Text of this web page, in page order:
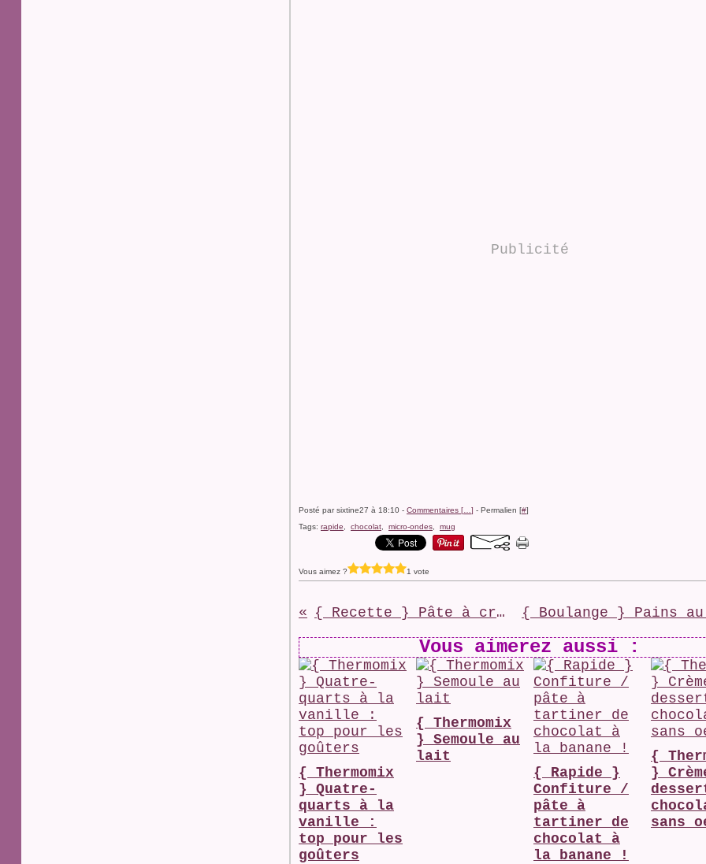
Publicité
Posté par sixtine27 à 18:10 - Commentaires [ ] - Permalien [#]
Tags: rapide chocolat micro-ondes mug
Vous aimez ? 1 vote
{ Recette } Pâte à crêpes 4 3 2 1
Vous aimerez aussi :
{ Thermomix
} Quatre-
quarts à la
vanille :
top pour les
goûters
{ Thermomix
} Semoule au
lait
{ Rapide }
Confiture /
pâte à
tartiner de
chocolat à
la banane !
{
}
sans